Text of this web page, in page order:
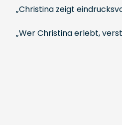
„Christina zeigt
„Wer Christina erlebt,